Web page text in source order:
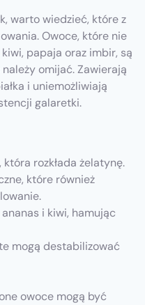
warto wiedzieć, które z
Owoce, które nie
papaja oraz imbir, są
omijać. Zawierają
i uniemożliwiają
galaretki.
rozkłada żelatynę.
które również
i kiwi, hamując
mogą destabilizować
owoce mogą być